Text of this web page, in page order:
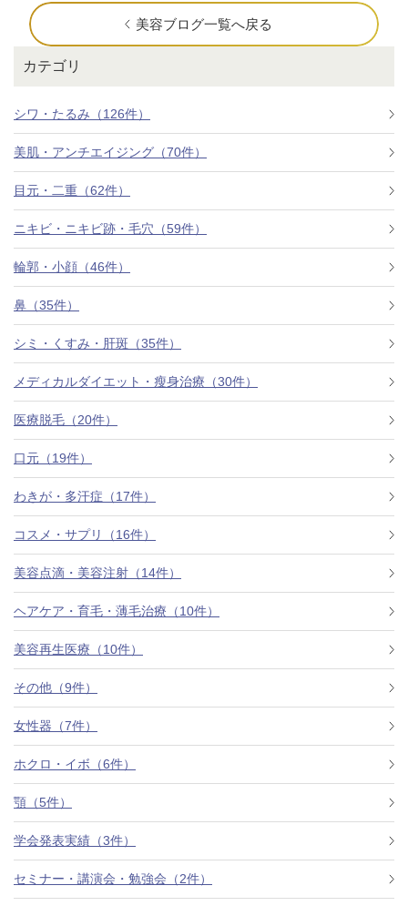
カテゴリ
シワ・たるみ（126件）
美肌・アンチエイジング（70件）
目元・二重（62件）
ニキビ・ニキビ跡・毛穴（59件）
輪郭・小顔（46件）
鼻（35件）
シミ・くすみ・肝斑（35件）
メディカルダイエット・瘦身治療（30件）
医療脱毛（20件）
口元（19件）
わきが・多汗症（17件）
コスメ・サプリ（16件）
美容点滴・美容注射（14件）
ヘアケア・育毛・薄毛治療（10件）
美容再生医療（10件）
その他（9件）
女性器（7件）
ホクロ・イボ（6件）
顎（5件）
学会発表実績（3件）
セミナー・講演会・勉強会（2件）
美容ブログ一覧へ戻る